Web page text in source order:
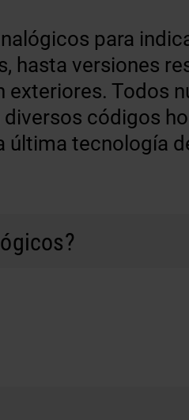
para
hasta versiones
Todos
códigos
tecnología